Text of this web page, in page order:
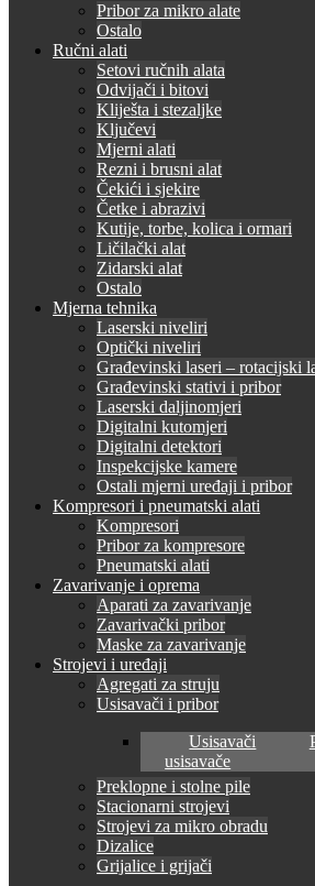
Pribor za mikro alate
Ostalo
Ručni alati
Setovi ručnih alata
Odvijači i bitovi
Kliješta i stezaljke
Ključevi
Mjerni alati
Rezni i brusni alat
Čekići i sjekire
Četke i abrazivi
Kutije, torbe, kolica i ormari
Ličilački alat
Zidarski alat
Ostalo
Mjerna tehnika
Laserski niveliri
Optički niveliri
Građevinski laseri – rotacijski
Građevinski stativi i pribor
Laserski daljinomjeri
Digitalni kutomjeri
Digitalni detektori
Inspekcijske kamere
Ostali mjerni uređaji i pribor
Kompresori i pneumatski alati
Kompresori
Pribor za kompresore
Pneumatski alati
Zavarivanje i oprema
Aparati za zavarivanje
Zavarivački pribor
Maske za zavarivanje
Strojevi i uređaji
Agregati za struju
Usisavači i pribor
Usisavači
usisavače
Preklopne i stolne pile
Stacionarni strojevi
Strojevi za mikro obradu
Dizalice
Grijalice i grijači